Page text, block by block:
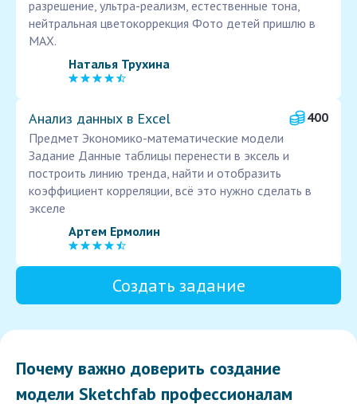
разрешение, ультра-реализм, естественные тона,
нейтральная цветокоррекция Фото детей пришлю в
MAX.
Наталья Трухина
Анализ данных в Excel
400
Предмет Экономико-математические модели
Задание Данные таблицы перенести в эксель и
построить линию тренда, найти и отобразить
коэффициент корреляции, всё это нужно сделать в
экселе
Артем Ермолин
Создать задание
Почему важно доверить создание
модели Sketchfab профессионалам